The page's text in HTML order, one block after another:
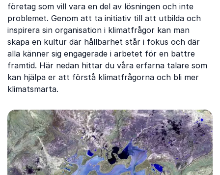
företag som vill vara en del av lösningen och inte
problemet. Genom att ta initiativ till att utbilda och
inspirera sin organisation i klimatfrågor kan man
skapa en kultur där hållbarhet står i fokus och där
alla känner sig engagerade i arbetet för en bättre
framtid. Här nedan hittar du våra erfarna talare som
kan hjälpa er att förstå klimatfrågorna och bli mer
klimatsmarta.